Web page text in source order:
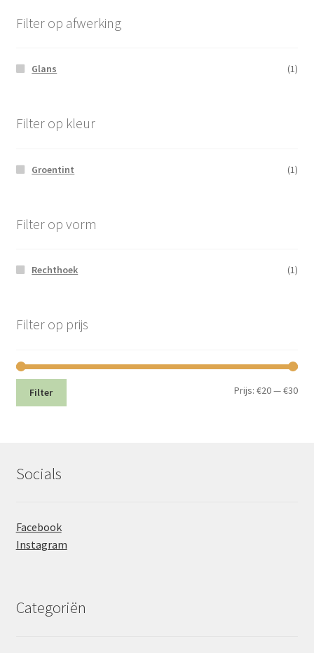
Filter op afwerking
Glans (1)
Filter op kleur
Groentint (1)
Filter op vorm
Rechthoek (1)
Filter op prijs
Min.
Filter Prijs:€20—€30
Socials
Facebook
Instagram
Categoriën